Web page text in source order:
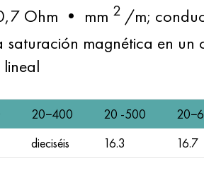
Ohm • mm 2/m;
saturación magnética en
20−400 20 -500
dieciséis 16.3 16.7